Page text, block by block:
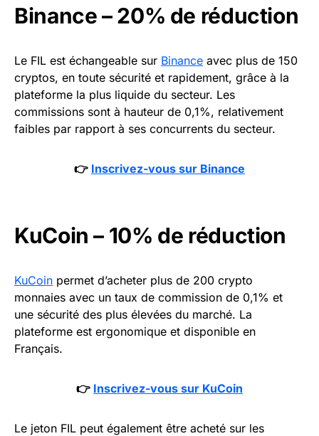
Binance– 20% de réduction
Le FIL est échangeable sur Binance avec plus de 150
cryptos, en toute sécurité et rapidement, grâce à la
plateforme la plus liquide du secteur. Les
commissions sont à hauteur de 0,1%, relativement
faibles par rapport à ses concurrents du secteur.
👉 Inscrivez-vous sur Binance
KuCoin – 10% de réduction
KuCoin permet d’acheter plus de 200 crypto
monnaies avec un taux de commission de 0,1% et
une sécurité des plus élevées du marché. La
plateforme est ergonomique et disponible en
Français.
👉 Inscrivez-vous sur KuCoin
Le jeton FIL peut également être acheté sur les